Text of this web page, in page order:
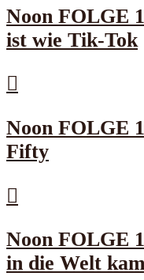
Noon FOLGE
ist wie Tik-Tok
Noon FOLGE
Fifty
Noon FOLGE
in die Welt